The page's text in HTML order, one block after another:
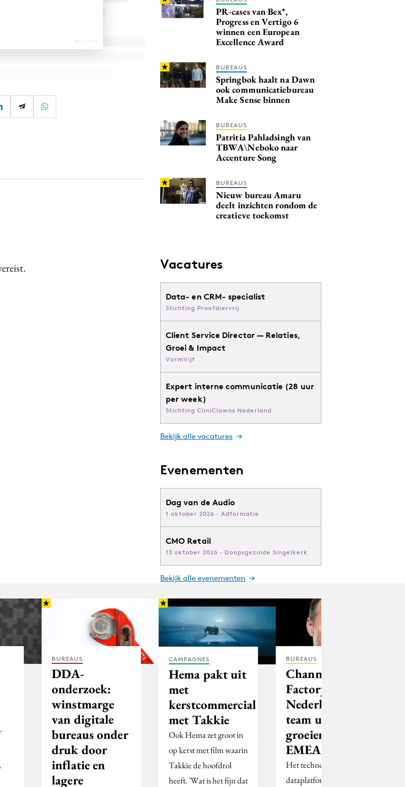
PR-cases van Bex*,
Progress en Vertigo 6
winnen een European
Excellence Award
BUREAUS
Springbok haalt na Dawn
ook communicatiebureau
Make Sense binnen
BUREAUS
Patritia Pahladsingh van
TBWA\Neboko naar
Accenture Song
BUREAUS
Nieuw bureau Amaru
deelt inzichten rondom de
creatieve toekomst
Vacatures
Data- en CRM- specialist
Stichting Proefdiervrij
Client Service Director — Relaties,
Groei & Impact
VormVijf
Expert interne communicatie (28 uur
per week)
Stichting CliniClowns Nederland
Bekijk alle vacatures
Evenementen
Dag van de Audio
1 oktober 2026 · Adformatie
CMO Retail
13 oktober 2026 · Doopsgezinde Singelkerk
Bekijk alle evenementen
BUREAUS
DDA-
onderzoek:
winstmarge
van digitale
bureaus onder
druk door
inflatie en
lagere
CAMPAGNES
Hema pakt uit
met
kerstcommercial
met Takkie
Ook Hema zet groot in
op kerst met film waarin
Takkie de hoofdrol
heeft. 'Wat is het fijn dat
BUREAUS
Channel
Factory breidt
Nederlands
team uit om te
groeien in de
EMEA-regio
Het technologie- en
dataplatform richt zich